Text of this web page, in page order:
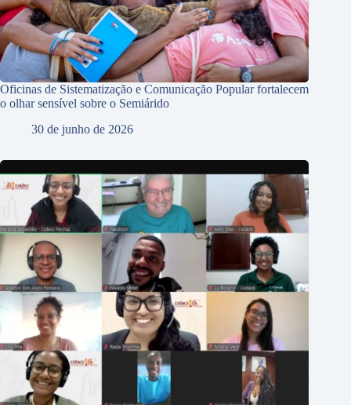
Oficinas de Sistematização e Comunicação Popular fortalecem
o olhar sensível sobre o Semiárido
30 de junho de 2026